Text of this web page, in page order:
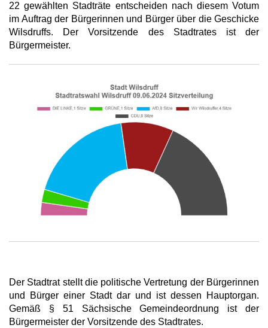
22 gewählten Stadträte entscheiden nach diesem Votum
im Auftrag der Bürgerinnen und Bürger über die Geschicke
Wilsdruffs. Der Vorsitzende des Stadtrates ist der
Bürgermeister.
Der Stadtrat stellt die politische Vertretung der Bürgerinnen
und Bürger einer Stadt dar und ist dessen Hauptorgan.
Gemäß § 51 Sächsische Gemeindeordnung ist der
Bürgermeister der Vorsitzende des Stadtrates.